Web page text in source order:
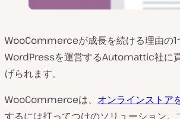
WooCommerceが成長を続ける理由の1
WordPressを運営するAutomattic社に
げられます。
WooCommerceは、 オンラインストア
するには打ってつけのソリューション。